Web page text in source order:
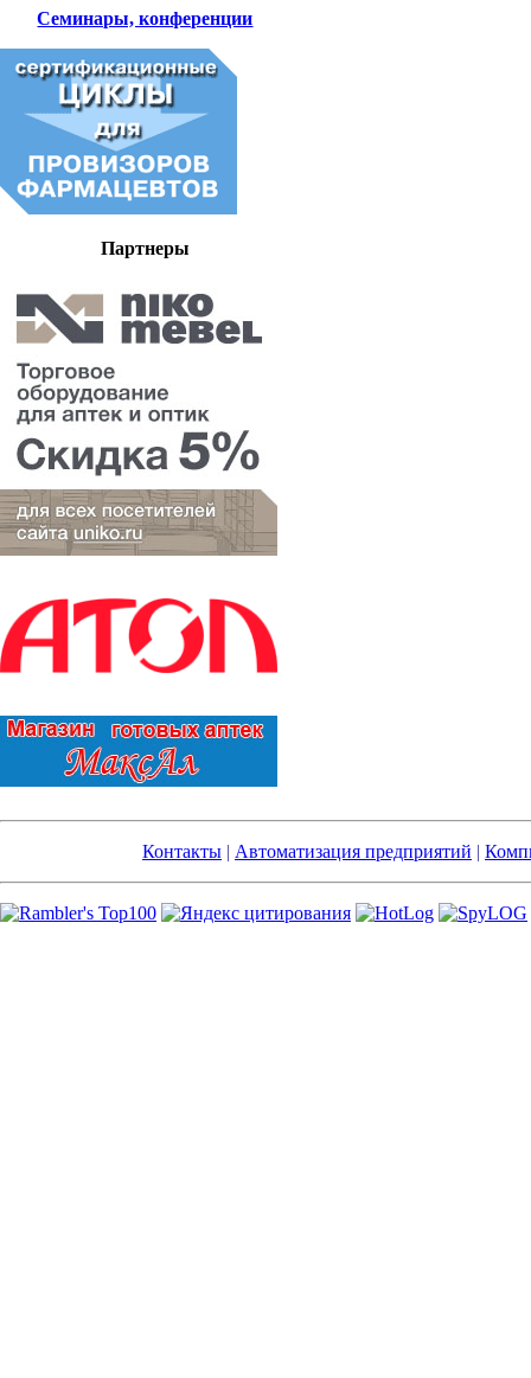
Семинары, конференции
Партнеры
Контакты | Автоматизация предприятий |